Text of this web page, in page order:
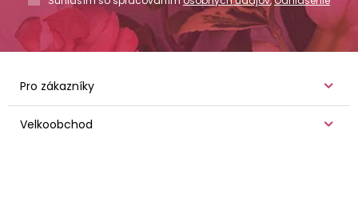
Pro zákazníky
Velkoobchod